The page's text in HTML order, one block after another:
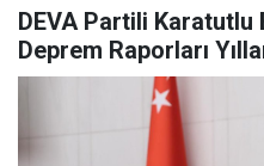
DEVA Partili Karatutlu
Deprem Raporları